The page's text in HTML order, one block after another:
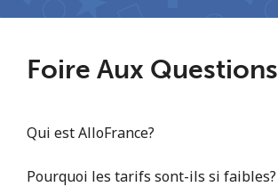
Foire Aux Questions
Qui est AlloFrance?
Pourquoi les tarifs sont-ils si faibles?